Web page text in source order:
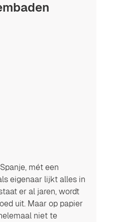
mét een
eigenaar lijkt alles in
er al jaren, wordt
uit. Maar op papier
niet te